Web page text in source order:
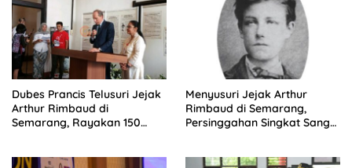
Dubes Prancis Telusuri Jejak
Arthur Rimbaud di
Semarang, Rayakan 150
Menyusuri Jejak Arthur
Rimbaud di Semarang,
Persinggahan Singkat Sang